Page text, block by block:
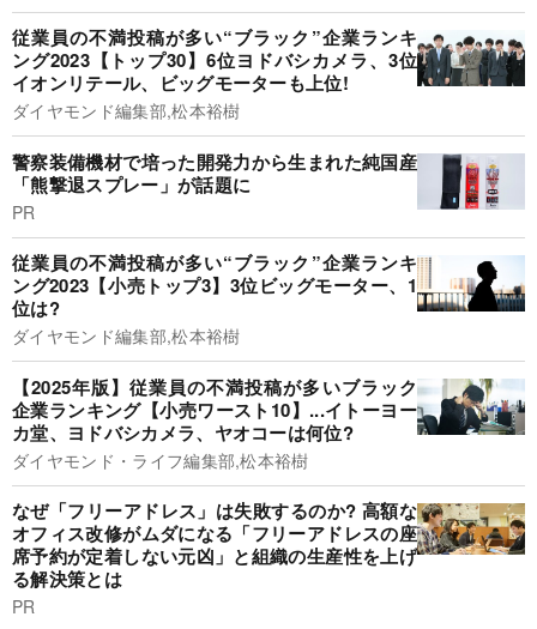
従業員の不満投稿が多い“ブラック”企業ランキ
ング2023【トップ30】6位ヨドバシカメラ、3位
イオンリテール、ビッグモーターも上位!
ダイヤモンド編集部,松本裕樹
警察装備機材で培った開発力から生まれた純国産
「熊撃退スプレー」が話題に
PR
従業員の不満投稿が多い“ブラック”企業ランキ
ング2023【小売トップ3】3位ビッグモーター、1
位は?
ダイヤモンド編集部,松本裕樹
【2025年版】従業員の不満投稿が多いブラック
企業ランキング【小売ワースト10】...イトーヨー
カ堂、ヨドバシカメラ、ヤオコーは何位?
ダイヤモンド・ライフ編集部,松本裕樹
なぜ「フリーアドレス」は失敗するのか? 高額な
オフィス改修がムダになる「フリーアドレスの座
席予約が定着しない元凶」と組織の生産性を上げ
る解決策とは
PR